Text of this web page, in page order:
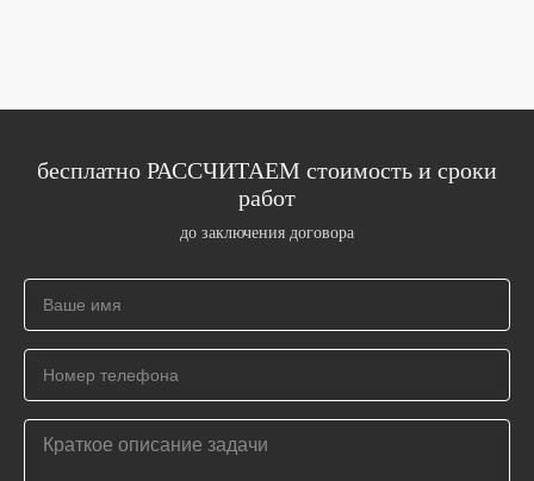
бесплатно РАССЧИТАЕМ стоимость и сроки
работ
до заключения договора